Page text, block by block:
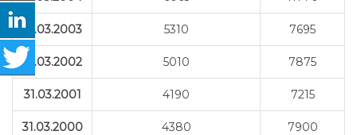
31.03.2003 5310 7695
31.03.2002 5010 7875
31.03.2001 4190 7215
31.03.2000 4380 7900